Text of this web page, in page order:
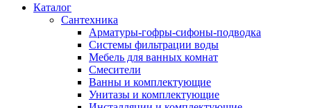
Каталог
Сантехника
Арматуры-гофры-сифоны-подводка
Системы фильтрации воды
Мебель для ванных комнат
Смесители
Ванны и комплектующие
Унитазы и комплектующие